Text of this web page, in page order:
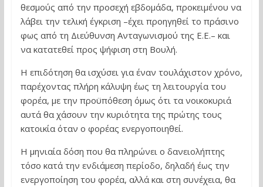
θεσμούς από την προσεχή εβδομάδα, προκειμένου να
λάβει την τελική έγκριση –έχει προηγηθεί το πράσινο
φως από τη Διεύθυνση Ανταγωνισμού της Ε.Ε.– και
να κατατεθεί προς ψήφιση στη Βουλή.
Η επιδότηση θα ισχύσει για έναν τουλάχιστον χρόνο,
παρέχοντας πλήρη κάλυψη έως τη λειτουργία του
φορέα, με την προϋπόθεση όμως ότι τα νοικοκυριά
αυτά θα χάσουν την κυριότητα της πρώτης τους
κατοικία όταν ο φορέας ενεργοποιηθεί.
Η μηνιαία δόση που θα πληρώνει ο δανειολήπτης
τόσο κατά την ενδιάμεση περίοδο, δηλαδή έως την
ενεργοποίηση του φορέα, αλλά και στη συνέχεια, θα